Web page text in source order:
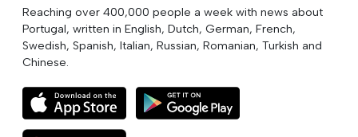
Reaching over 400,000 people a week with news about
Portugal, written in English, Dutch, German, French,
Swedish, Spanish, Italian, Russian, Romanian, Turkish and
Chinese.